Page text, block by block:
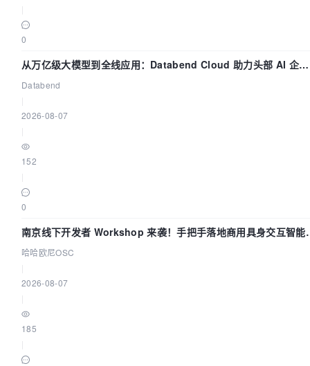
0
从万亿级大模型到全线应用：Databend Cloud 助力头部 AI 企业
构建全链路 Trace 数据管道
Databend
2026-08-07
152
0
南京线下开发者 Workshop 来袭！手把手落地商用具身交互智能
Agent 应用
哈哈欧尼OSC
2026-08-07
185